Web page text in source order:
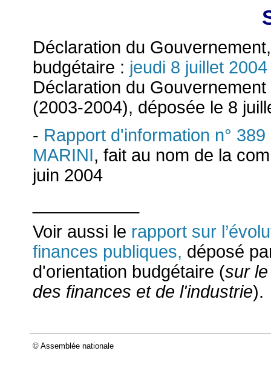
Déclaration du
budgétaire : jeudi 8 juillet 2004
Déclaration du
(2003-2004), déposée le 8
- Rapport d'information n°
MARINI, fait au nom de la
juin 2004
Voir aussi le rapport sur
finances publiques, déposé
d'orientation budgétaire (sur
des finances et de l'industrie).
© Assemblée nationale